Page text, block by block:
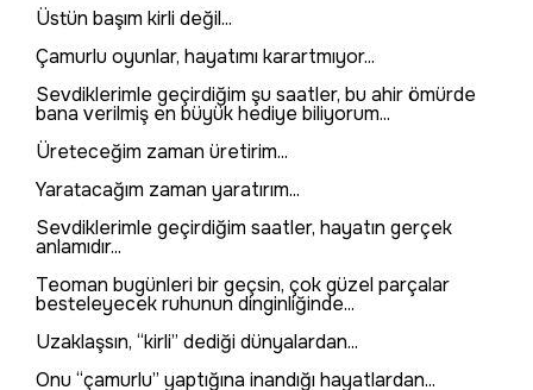
Üstün başım kirli değil...
Çamurlu oyunlar, hayatımı karartmıyor...
Sevdiklerimle geçirdiğim şu saatler, bu ahir ömürde
bana verilmiş en büyük hediye biliyorum...
Üreteceğim zaman üretirim...
Yaratacağım zaman yaratırım...
Sevdiklerimle geçirdiğim saatler, hayatın gerçek
anlamıdır...
Teoman bugünleri bir geçsin, çok güzel parçalar
besteleyecek ruhunun dinginliğinde...
Uzaklaşsın, “kirli” dediği dünyalardan...
Onu “çamurlu” yaptığına inandığı hayatlardan...